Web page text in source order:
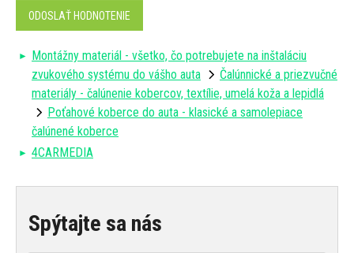
ODOSLAŤ HODNOTENIE
Montážny materiál - všetko, čo potrebujete na inštaláciu
zvukového systému do vášho auta
Čalúnnické a priezvučné
materiály - čalúnenie kobercov, textílie, umelá koža a lepidlá
Poťahové koberce do auta - klasické a samolepiace
čalúnené koberce
4CARMEDIA
Spýtajte sa nás